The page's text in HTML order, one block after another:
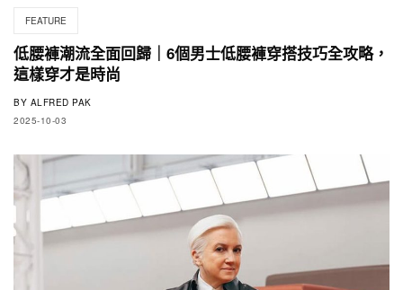
FEATURE
低腰褲潮流全面回歸｜6個男士低腰褲穿搭技巧全攻略，
這樣穿才是時尚
BY ALFRED PAK
2025-10-03